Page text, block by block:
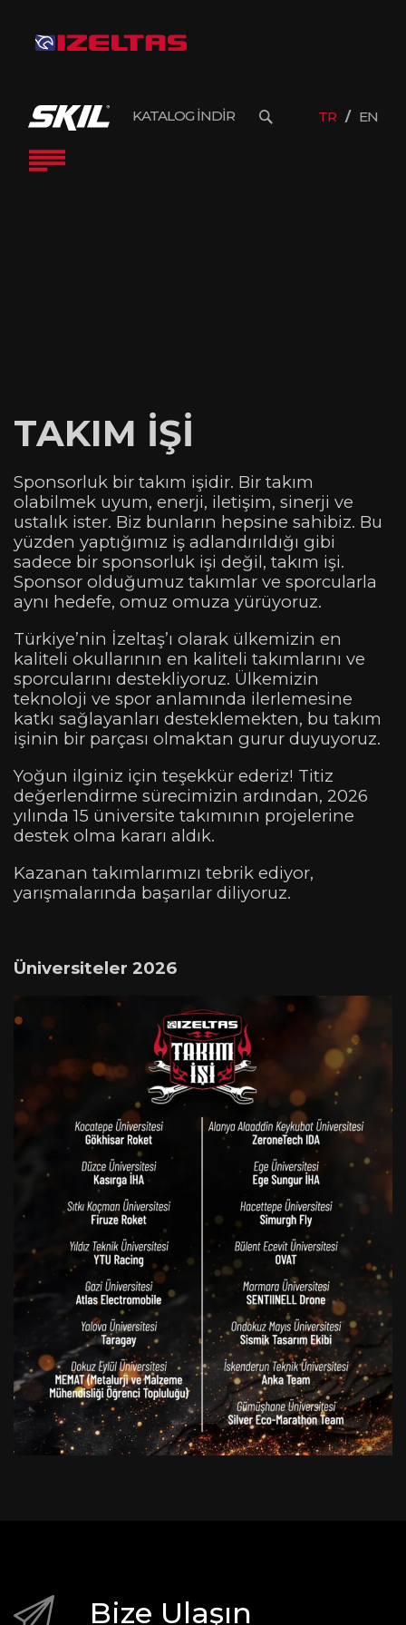
KATALOG İNDİR TR EN
TAKIM İŞİ
Sponsorluk bir takım işidir. Bir takım
olabilmek uyum, enerji, iletişim, sinerji ve
ustalık ister. Biz bunların hepsine sahibiz. Bu
yüzden yaptığımız iş adlandırıldığı gibi
sadece bir sponsorluk işi değil, takım işi.
Sponsor olduğumuz takımlar ve sporcularla
aynı hedefe, omuz omuza yürüyoruz.
Türkiye’nin İzeltaş’ı olarak ülkemizin en
kaliteli okullarının en kaliteli takımlarını ve
sporcularını destekliyoruz. Ülkemizin
teknoloji ve spor anlamında ilerlemesine
katkı sağlayanları desteklemekten, bu takım
işinin bir parçası olmaktan gurur duyuyoruz.
Yoğun ilginiz için teşekkür ederiz! Titiz
değerlendirme sürecimizin ardından, 2026
yılında 15 üniversite takımının projelerine
destek olma kararı aldık.
Kazanan takımlarımızı tebrik ediyor,
yarışmalarında başarılar diliyoruz.
Üniversiteler 2026
Bize Ulaşın